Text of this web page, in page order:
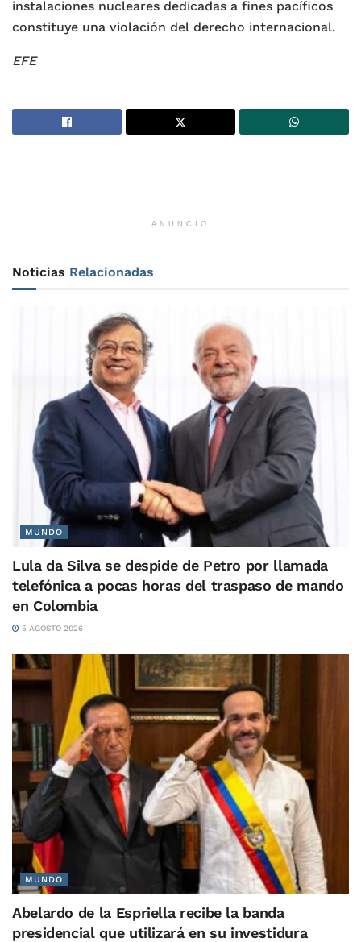
instalaciones nucleares dedicadas a fines pacíficos
constituye una violación del derecho internacional.
EFE
ANUNCIO
Noticias Relacionadas
MUNDO
Lula da Silva se despide de Petro por llamada
telefónica a pocas horas del traspaso de mando
en Colombia
5 AGOSTO 2026
MUNDO
Abelardo de la Espriella recibe la banda
presidencial que utilizará en su investidura